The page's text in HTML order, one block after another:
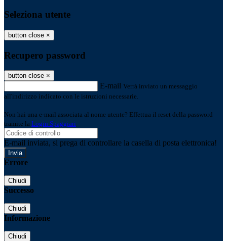
Seleziona utente
button close ×
Recupero password
button close ×
E-mail Verrà inviato un messaggio
all'indirizzo indicato con le istruzioni necessarie.
Non hai una e-mail associata al nome utente? Effettua il reset della password
tramite la Login Spaggiari
E-mail inviata, si prega di controllare la casella di posta elettronica!
Errore
Chiudi
Successo
Chiudi
Informazione
Chiudi